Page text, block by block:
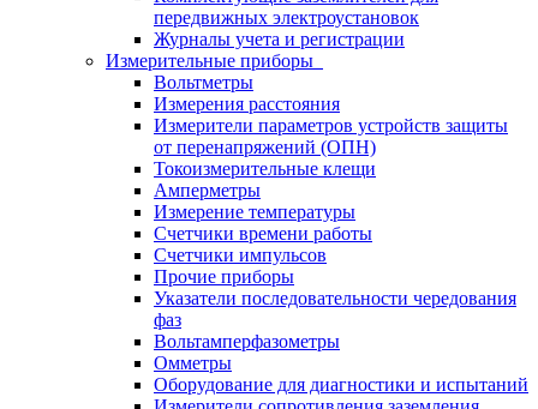
передвижных электроустановок
Журналы учета и регистрации
Измерительные приборы
Вольтметры
Измерения расстояния
Измерители параметров устройств защиты
от перенапряжений (ОПН)
Токоизмерительные клещи
Амперметры
Измерение температуры
Счетчики времени работы
Счетчики импульсов
Прочие приборы
Указатели последовательности чередования
фаз
Вольтамперфазометры
Омметры
Оборудование для диагностики и испытаний